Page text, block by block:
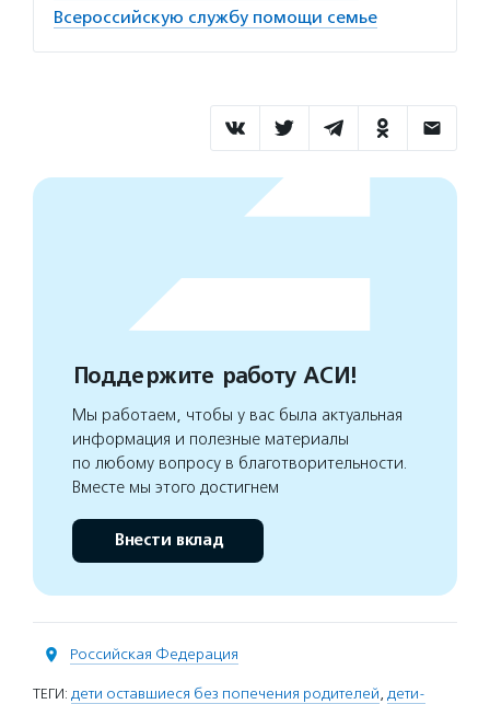
Всероссийскую службу помощи семье
Поддержите работу АСИ!
Мы работаем, чтобы у вас была актуальная
информация и полезные материалы
по любому вопросу в благотворительности.
Вместе мы этого достигнем
Внести вклад
Российская Федерация
ТЕГИ: дети оставшиеся без попечения родителей, дети-